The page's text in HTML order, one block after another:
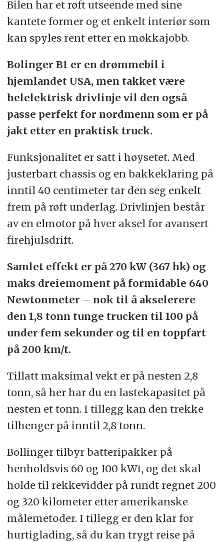
Bilen har et røft utseende med sine
kantete former og et enkelt interiør som
kan spyles rent etter en møkkajobb.
Bolinger B1 er en drømmebil i
hjemlandet USA, men takket være
helelektrisk drivlinje vil den også
passe perfekt for nordmenn som er på
jakt etter en praktisk truck.
Funksjonalitet er satt i høysetet. Med
justerbart chassis og en bakkeklaring på
inntil 40 centimeter tar den seg enkelt
frem på røft underlag. Drivlinjen består
av en elmotor på hver aksel for avansert
firehjulsdrift.
Samlet effekt er på 270 kW (367 hk) og
maks dreiemoment på formidable 640
Newtonmeter – nok til å akselerere
den 1,8 tonn tunge trucken til 100 på
under fem sekunder og til en toppfart
på 200 km/t.
Tillatt maksimal vekt er på nesten 2,8
tonn, så her har du en lastekapasitet på
nesten et tonn. I tillegg kan den trekke
tilhenger på inntil 2,8 tonn.
Bollinger tilbyr batteripakker på
henholdsvis 60 og 100 kWt, og det skal
holde til rekkevidder på rundt regnet 200
og 320 kilometer etter amerikanske
målemetoder. I tillegg er den klar for
hurtiglading, så du kan trygt reise på